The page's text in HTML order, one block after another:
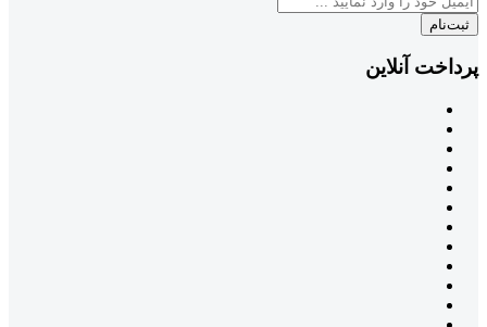
ثبت‌نام
پرداخت آنلاین